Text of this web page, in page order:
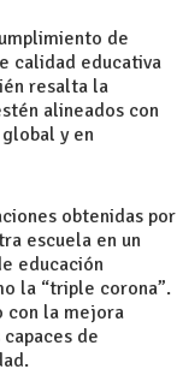
de
calidad educativa
resalta la
alineados con
y en
obtenidas por
escuela en un
educación
la “triple corona”.
con la mejora
de